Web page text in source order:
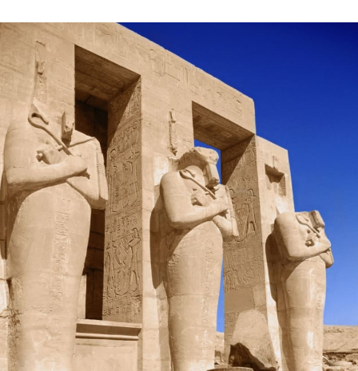
Sledujte prima+
Přihlášení
Sledujte nás